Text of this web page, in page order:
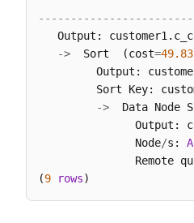
定
义
过
Output:
->
  Sort  (cost
=49.83
Output:
Sort Key:
->
Data Node
Output:
               Node
/s:
Remote
(9 rows